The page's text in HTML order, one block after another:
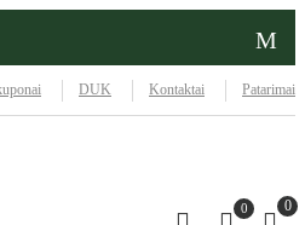
DUK Kontaktai Patarimai
0 0